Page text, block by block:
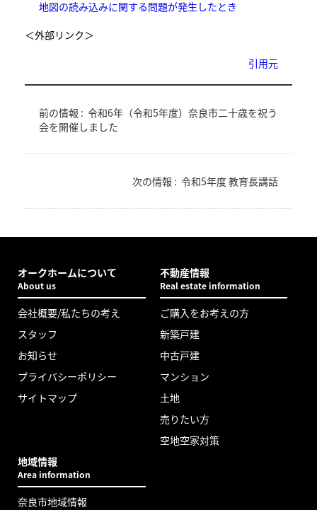
地図の読み込みに関する問題が発生したとき
＜外部リンク＞
引用元
前の情報 : 令和6年（令和5年度）奈良市二十歳を祝う
会を開催しました
次の情報 : 令和5年度 教育長講話
オークホームについて
About us
会社概要/私たちの考え
スタッフ
お知らせ
プライバシーポリシー
サイトマップ
不動産情報
Real estate information
ご購入をお考えの方
新築戸建
中古戸建
マンション
土地
売りたい方
空地空家対策
地域情報
Area information
奈良市地域情報